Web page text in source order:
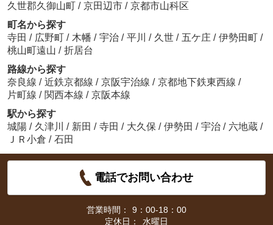
久世郡久御山町 / 京田辺市 / 京都市山科区
町名から探す
寺田 / 広野町 / 木幡 / 宇治 / 平川 / 久世 / 五ケ庄 / 伊勢田町 /
桃山町遠山 / 折居台
路線から探す
奈良線 / 近鉄京都線 / 京阪宇治線 / 京都地下鉄東西線 /
片町線 / 関西本線 / 京阪本線
駅から探す
城陽 / 久津川 / 新田 / 寺田 / 大久保 / 伊勢田 / 宇治 / 六地蔵 /
ＪＲ小倉 / 石田
電話でお問い合わせ
営業時間：
9：00-18：00
定休日：
水曜日